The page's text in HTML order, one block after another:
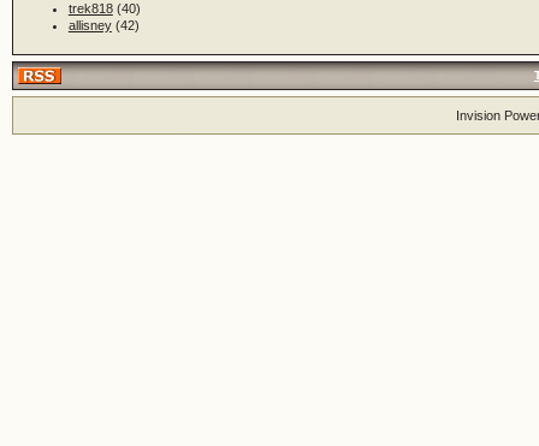
trek818(40)
allisney(42)
Invision